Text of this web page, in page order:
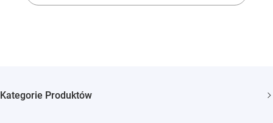
Kategorie Produktów